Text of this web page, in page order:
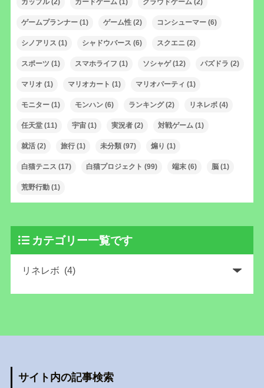
カップル(2) カードゲーム(1) クラウドゲーム(2)
ゲームプランナー(1) ゲーム性(2) コンシューマー(6)
シノアリス (1) シャドウバース (6) スクエニ(2)
スポーツ (1) スマホライフ (1) ソシャゲ(12) パズドラ (2)
マリオ (1) マリオカート (1) マリオパーティ (1)
モニター(1) モンハン(6) ランキング(2) リネレボ(4)
任天堂(11) 宇宙(1) 実況者(2) 対戦ゲーム(1)
就活(2) 旅行(1) 未分類(97) 煽り (1)
白猫テニス (17) 白猫プロジェクト (99) 端末(6) 脳(1)
荒野行動(1)
カテゴリー一覧です
サイト内の記事検索